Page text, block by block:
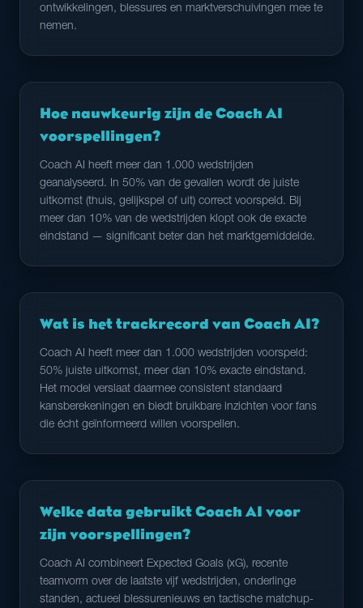
ontwikkelingen, blessures en marktverschuivingen mee te
nemen.
Hoe nauwkeurig zijn de Coach AI
voorspellingen?
Coach AI heeft meer dan 1.000 wedstrijden
geanalyseerd. In 50% van de gevallen wordt de juiste
uitkomst (thuis, gelijkspel of uit) correct voorspeld. Bij
meer dan 10% van de wedstrijden klopt ook de exacte
eindstand — significant beter dan het marktgemiddelde.
Wat is het trackrecord van Coach AI?
Coach AI heeft meer dan 1.000 wedstrijden voorspeld:
50% juiste uitkomst, meer dan 10% exacte eindstand.
Het model verslaat daarmee consistent standaard
kansberekeningen en biedt bruikbare inzichten voor fans
die écht geïnformeerd willen voorspellen.
Welke data gebruikt Coach AI voor
zijn voorspellingen?
Coach AI combineert Expected Goals (xG), recente
teamvorm over de laatste vijf wedstrijden, onderlinge
standen, actueel blessurenieuws en tactische matchup-